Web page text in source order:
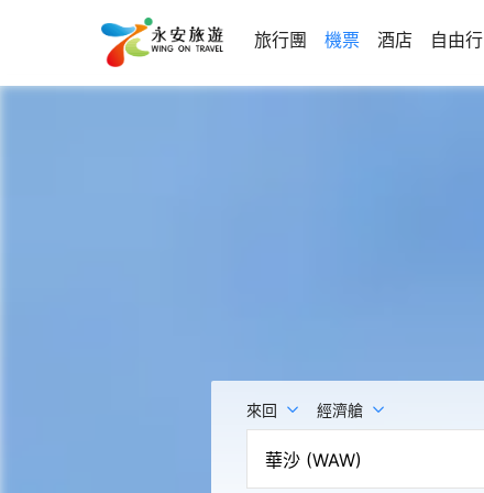
旅行團 機票 酒店 自由行
來回 經濟艙